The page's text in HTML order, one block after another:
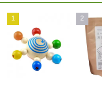
1 2